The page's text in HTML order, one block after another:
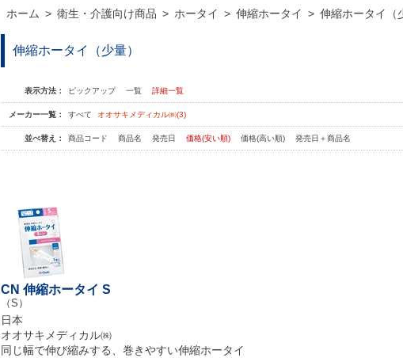
ホーム > 衛生・介護向け商品 > ホータイ > 伸縮ホータイ > 伸縮ホータイ（
伸縮ホータイ（少量）
表示方法： ピックアップ 一覧 詳細一覧
メーカー一覧： すべて オオサキメディカル㈱(3)
並べ替え： 商品コード 商品名 発売日 価格(安い順) 価格(高い順) 発売日＋商品名
CN 伸縮ホータイ S
（S）
日本
オオサキメディカル㈱
同じ幅で伸び縮みする、巻きやすい伸縮ホータイ